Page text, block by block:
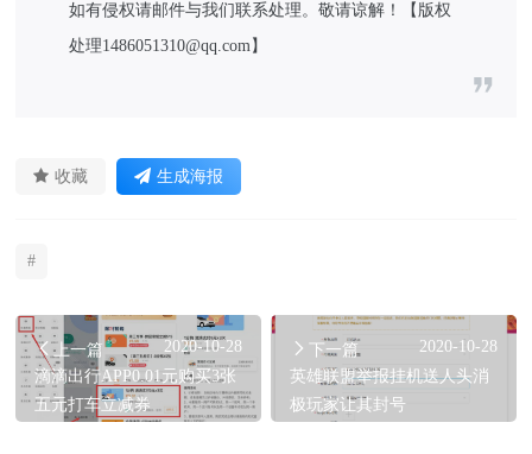
如有侵权请邮件与我们联系处理。敬请谅解！【版权
处理1486051310@qq.com】
收藏 生成海报
#
上一篇
2020-10-28
滴滴出行APP0.01元购买3张
五元打车立减券
下一篇
2020-10-28
英雄联盟举报挂机送人头消
极玩家让其封号